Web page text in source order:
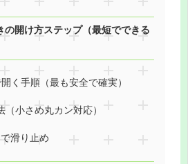
の開け方ステップ（最短でできる
く手順（最も安全で確実）
小さめ丸カン対応）
滑り止め